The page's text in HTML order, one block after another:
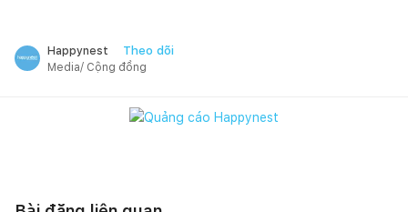
Happynest Theo dõi
Media/ Cộng đồng